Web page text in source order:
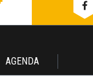
AGENDA